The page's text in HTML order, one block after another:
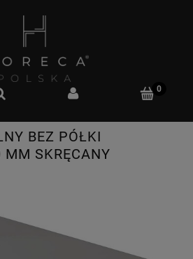
BEZ PÓŁKI
SKRĘCANY